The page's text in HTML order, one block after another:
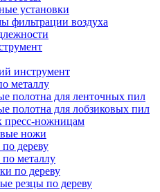
установки
фильтрации воздуха
инструмент
металлу
полотна для ленточных пил
полотна для лобзиковых пил
ножницам
ножи
дереву
металлу
по дереву
резцы по дереву